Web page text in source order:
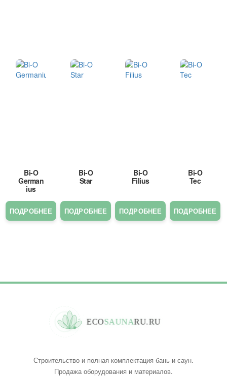
Bi-O
German
ius
ПОДРОБНЕЕ
Bi-O
Star
ПОДРОБНЕЕ
Bi-O
Filius
ПОДРОБНЕЕ
Bi-O
Tec
ПОДРОБНЕЕ
ECOSAUNARU.RU
Строительство и полная комплектация бань и саун.
Продажа оборудования и материалов.